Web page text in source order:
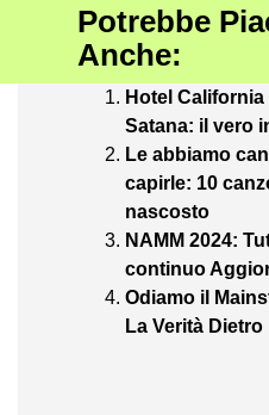
Potrebbe
Anche:
Hotel
Satana: il vero
Le abbiamo
capirle: 10
nascosto
NAMM 2024:
continuo
Odiamo il
La Verità Dietro